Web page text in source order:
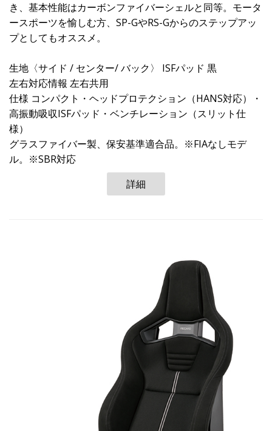
き、基本性能はカーボンファイバーシェルと同等。モータ
ースポーツを愉しむ方、SP-GやRS-Gからのステップアッ
プとしてもオススメ。
生地〈サイド / センター/ バック〉 ISFパッド 黒
左右対応情報 左右共用
仕様 コンパクト・ヘッドプロテクション（HANS対応）・
高振動吸収ISFパッド・ベンチレーション（スリット仕
様）
グラスファイバー製、保安基準適合品。※FIAなしモデ
ル。※SBR対応
詳細